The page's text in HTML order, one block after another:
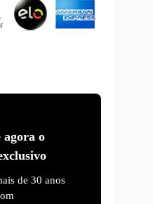
agora o
de 30 anos